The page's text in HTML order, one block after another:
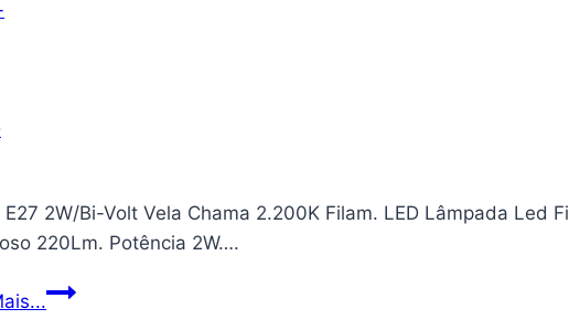
de
couro
sintético
premium
E27 2W/Bi-Volt Vela Chama 2.200K Filam. LED Lâmpada Led
220Lm. Potência 2W….
Lamp.